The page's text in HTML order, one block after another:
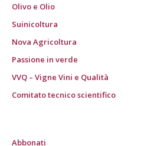
Olivo e Olio
Suinicoltura
Nova Agricoltura
Passione in verde
VVQ – Vigne Vini e Qualità
Comitato tecnico scientifico
Abbonati